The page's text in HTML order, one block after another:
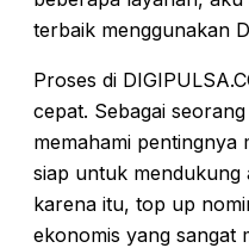
terbaik menggunakan
Proses di
cepat. Sebagai
memahami pentingnya
siap untuk mendukung
karena itu, top up
ekonomis yang sangat